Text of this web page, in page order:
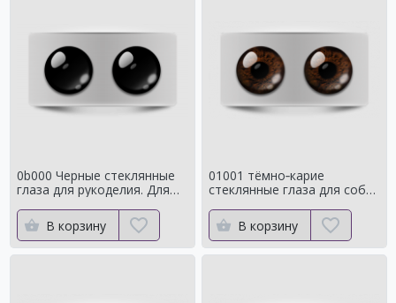
0b000 Черные стеклянные
глаза для рукоделия. Для
В корзину
01001 тёмно‑карие
стеклянные глаза для собак
цвет
В корзину